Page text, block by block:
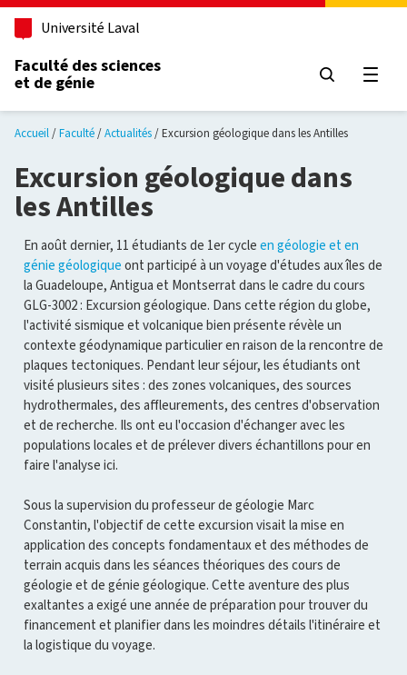
Aller au contenu principal
Université Laval
Faculté des sciences
et de génie
Accueil Faculté Actualités Excursion géologique dans les Antilles
Excursion géologique dans
les Antilles
En août dernier, 11 étudiants de 1er cycle en géologie et en
génie géologique ont participé à un voyage d'études aux îles de
la Guadeloupe, Antigua et Montserrat dans le cadre du cours
GLG-3002 : Excursion géologique. Dans cette région du globe,
l'activité sismique et volcanique bien présente révèle un
contexte géodynamique particulier en raison de la rencontre de
plaques tectoniques. Pendant leur séjour, les étudiants ont
visité plusieurs sites : des zones volcaniques, des sources
hydrothermales, des affleurements, des centres d'observation
et de recherche. Ils ont eu l'occasion d'échanger avec les
populations locales et de prélever divers échantillons pour en
faire l'analyse ici.
Sous la supervision du professeur de géologie Marc
Constantin, l'objectif de cette excursion visait la mise en
application des concepts fondamentaux et des méthodes de
terrain acquis dans les séances théoriques des cours de
géologie et de génie géologique. Cette aventure des plus
exaltantes a exigé une année de préparation pour trouver du
financement et planifier dans les moindres détails l'itinéraire et
la logistique du voyage.